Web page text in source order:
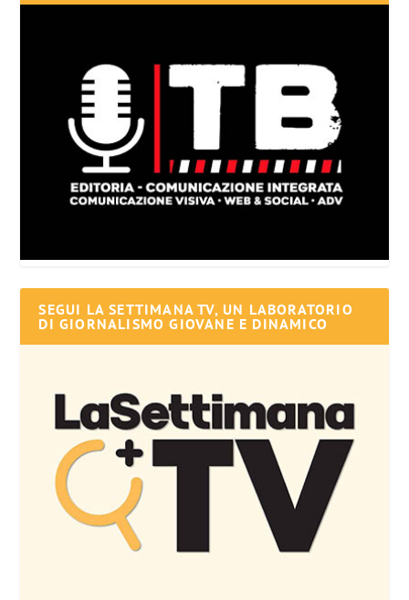
SEGUI LA SETTIMANA TV, UN LABORATORIO
DI GIORNALISMO GIOVANE E DINAMICO